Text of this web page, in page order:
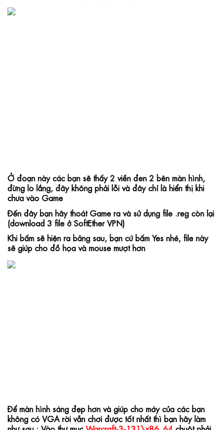
Ở đoạn này các bạn sẽ thấy 2 viền đen 2 bên màn hình,
đừng lo lắng, đây không phải lỗi và đây chỉ là hiển thị khi
chưa vào Game
Đến đây bạn hãy thoát Game ra và sử dụng file .reg còn lại
(download 3 file ở SoftEther VPN)
Khi bấm sẽ hiện ra bảng sau, bạn cứ bấm Yes nhé, file này
sẽ giúp cho đồ họa và mouse mượt hơn
Để màn hình sáng đẹp hơn và giúp cho máy của các bạn
không có VGA rời vẫn chơi được tốt nhất thì bạn hãy làm